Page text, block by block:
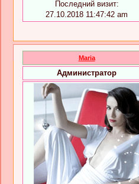
Последний визит:
27.10.2018 11:47:42 am
Maria
Администратор